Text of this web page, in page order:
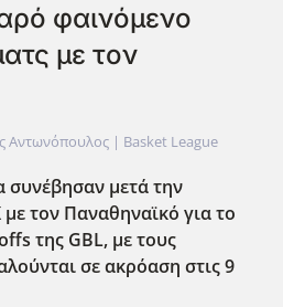
φαινόμενο
με τον
Αντωνόπουλος | Basket League
συνέβησαν μετά την
τον Παναθηναϊκό για το
της GBL, με τους
σε ακρόαση στις 9